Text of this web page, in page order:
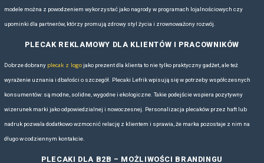
przemyślaną funkcjonalnością. Plecaki i torby tej marki są lekkie,
codzienne zużycie oraz bardzo wygodne w codziennym
ludzi aktywnych, mobilnych i dbających o środowisko. Marka Lefrik
konkurencji nie tylko jakością materiałów, ale także dbałością o
filozofią proekologiczną. Każdy produkt jest projektowany z myślą o
wyzwaniach: dojazdach do pracy, podróżach, spotkaniach